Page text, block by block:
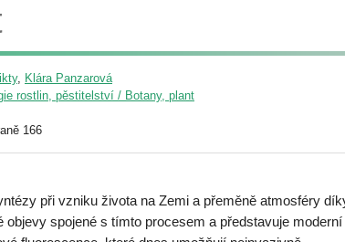
, Klára Panzarová
rostlin, pěstitelství / Botany, plant
166
při vzniku života na Zemi a přeměně atmosféry
spojené s tímto procesem a představuje moderní